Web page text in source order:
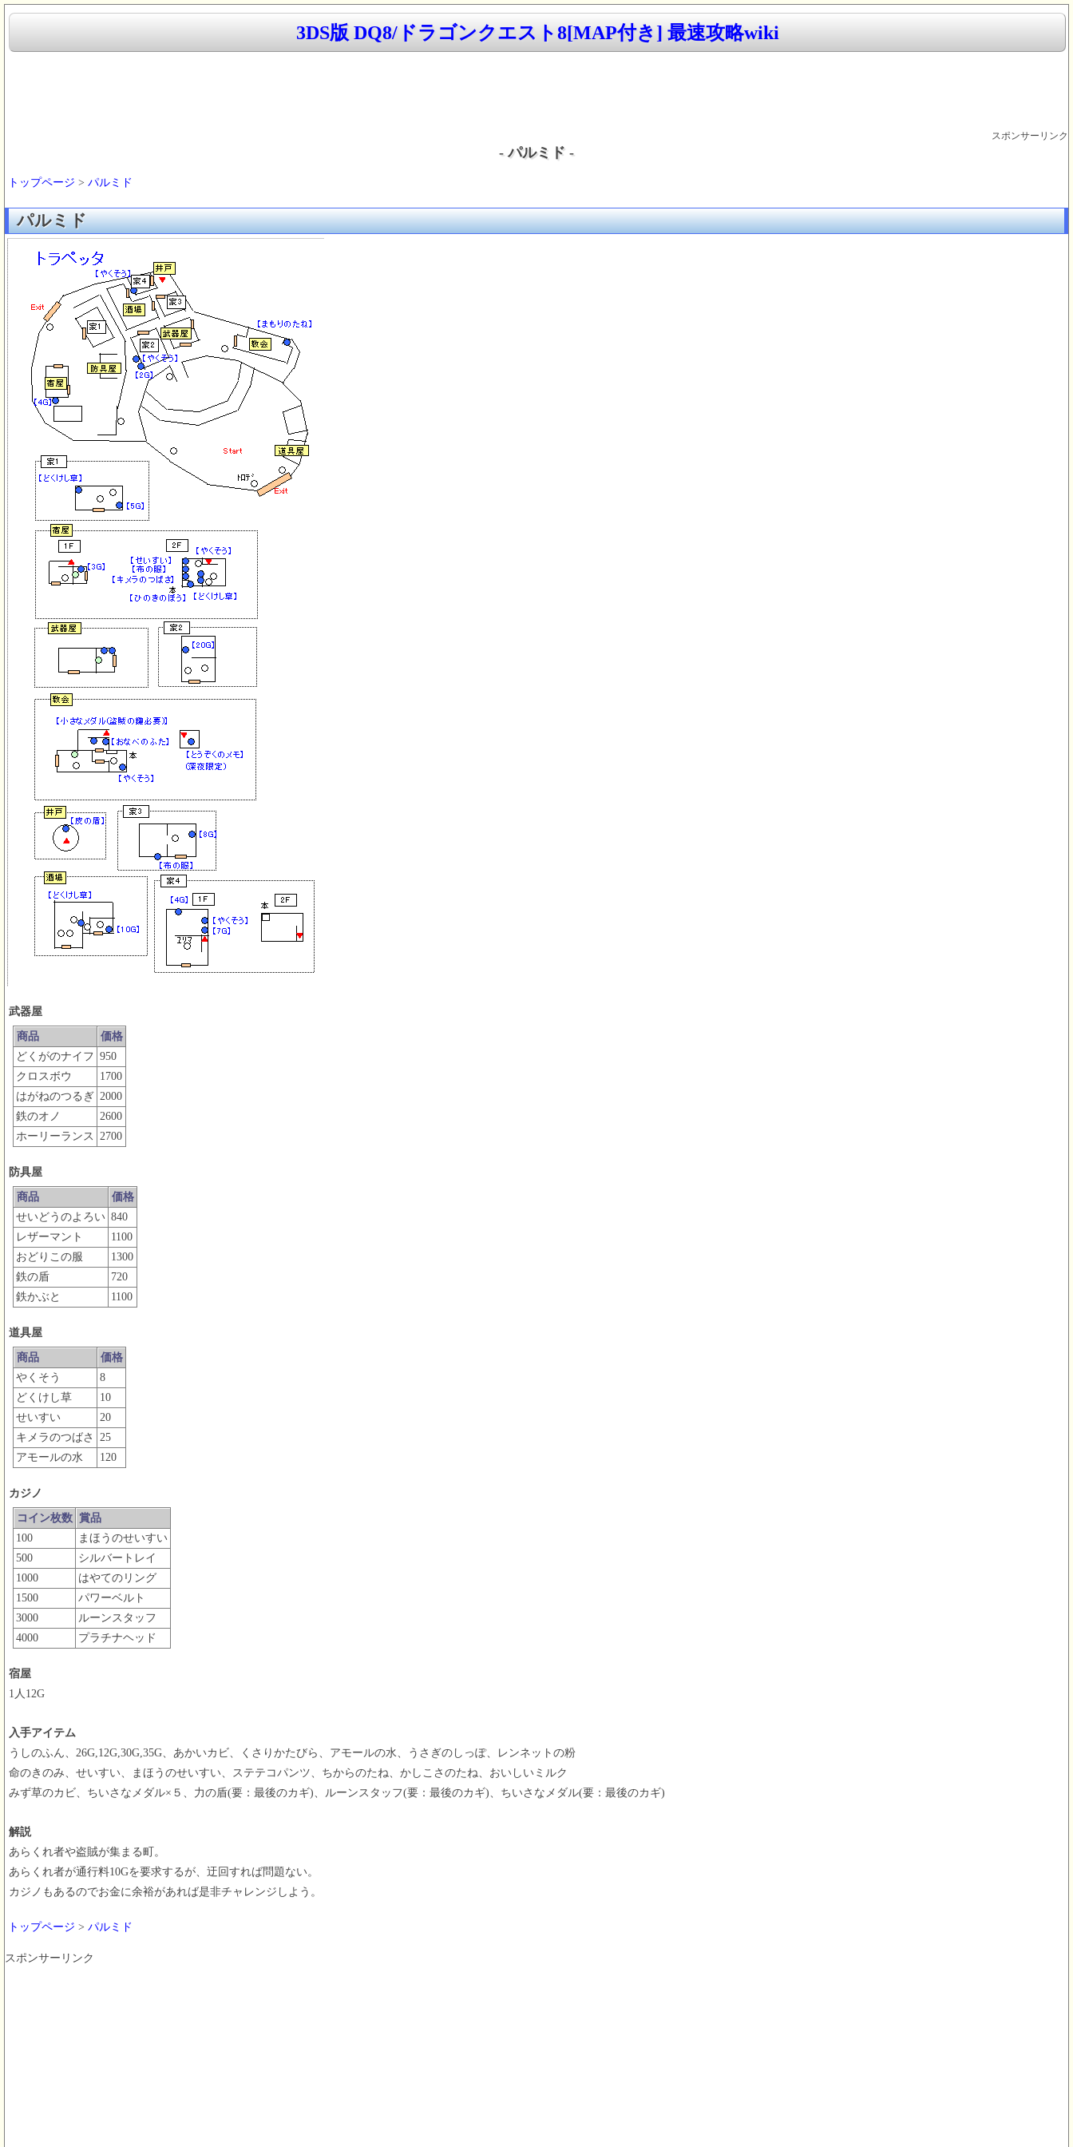
3DS版 DQ8/ドラゴンクエスト8[MAP付き] 最速攻略wiki
スポンサーリンク
- パルミド -
トップページ > パルミド
パルミド
武器屋
商品
価格
どくがのナイフ 950
クロスボウ
1700
はがねのつるぎ 2000
鉄のオノ
2600
ホーリーランス 2700
防具屋
商品
価格
せいどうのよろい 840
レザーマント
1100
おどりこの服
1300
鉄の盾
720
鉄かぶと
1100
道具屋
商品
価格
やくそう
8
どくけし草
10
せいすい
20
キメラのつばさ
25
アモールの水
120
カジノ
コイン枚数 賞品
100
まほうのせいすい
500
シルバートレイ
1000
はやてのリング
1500
パワーベルト
3000
ルーンスタッフ
4000
プラチナヘッド
宿屋
1人12G
入手アイテム
うしのふん、26G,12G,30G,35G、あかいカビ、くさりかたびら、アモールの水、うさぎのしっぽ、レンネットの粉
命のきのみ、せいすい、まほうのせいすい、ステテコパンツ、ちからのたね、かしこさのたね、おいしいミルク
みず草のカビ、ちいさなメダル×５、力の盾(要：最後のカギ)、ルーンスタッフ(要：最後のカギ)、ちいさなメダル(要：最後のカギ)
解説
あらくれ者や盗賊が集まる町。
あらくれ者が通行料10Gを要求するが、迂回すれば問題ない。
カジノもあるのでお金に余裕があれば是非チャレンジしよう。
トップページ > パルミド
スポンサーリンク